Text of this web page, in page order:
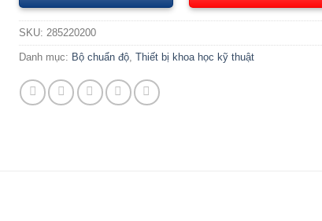
SKU: 285220200
Danh mục: Bộ chuẩn độ, Thiết bị khoa học kỹ thuật